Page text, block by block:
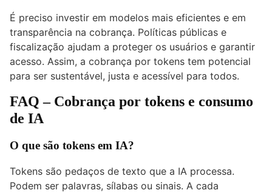
É preciso investir em modelos mais eficientes e em
transparência na cobrança. Políticas públicas e
fiscalização ajudam a proteger os usuários e garantir
acesso. Assim, a cobrança por tokens tem potencial
para ser sustentável, justa e acessível para todos.
FAQ – Cobrança por tokens e consumo
de IA
O que são tokens em IA?
Tokens são pedaços de texto que a IA processa.
Podem ser palavras, sílabas ou sinais. A cada